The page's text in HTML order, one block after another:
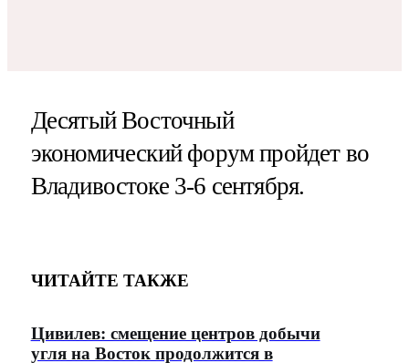
Десятый Восточный
экономический форум пройдет во
Владивостоке 3-6 сентября.
ЧИТАЙТЕ ТАКЖЕ
Цивилев: смещение центров добычи
угля на Восток продолжится в